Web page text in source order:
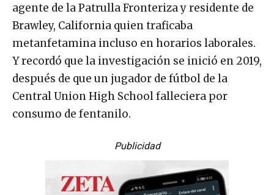
agente de la Patrulla Fronteriza y residente de
Brawley, California quien traficaba
metanfetamina incluso en horarios laborales.
Y recordó que la investigación se inició en 2019,
después de que un jugador de fútbol de la
Central Union High School falleciera por
consumo de fentanilo.
Publicidad